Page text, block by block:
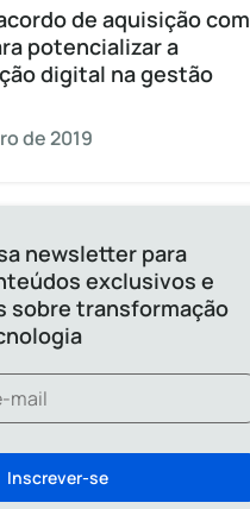
de aquisição com
potencializar a
digital na gestão
de 2019
newsletter para
exclusivos e
sobre transformação
Inscrever-se